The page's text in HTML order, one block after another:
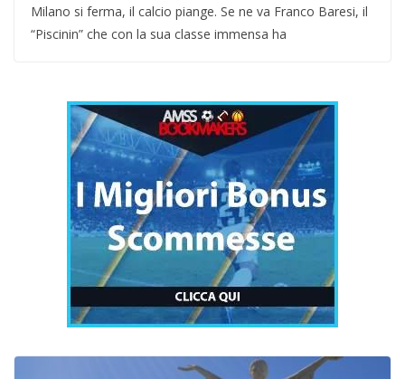
Milano si ferma, il calcio piange. Se ne va Franco Baresi, il
“Piscinin” che con la sua classe immensa ha